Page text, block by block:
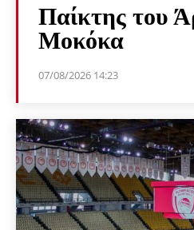
Παίκτης του
Μοκόκα
07/08/2026 14:23